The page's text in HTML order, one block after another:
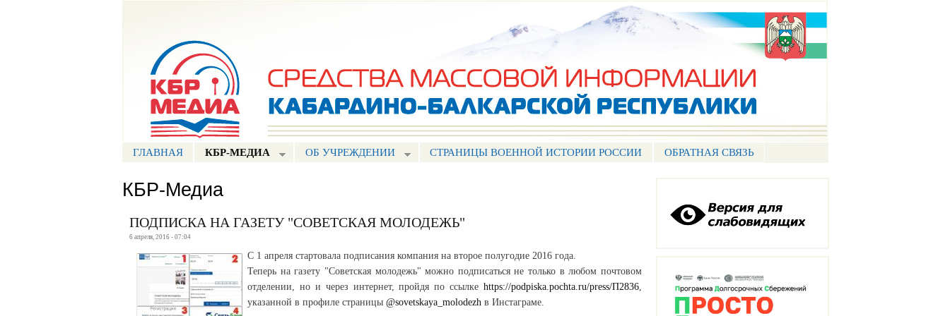
ГЛАВНАЯ КБР-МЕДИА ОБ УЧРЕЖДЕНИИ СТРАНИЦЫ ВОЕННОЙ ИСТОРИИ РОССИИ ОБРАТНАЯ СВЯЗЬ
КБР-Медиа
ПОДПИСКА НА ГАЗЕТУ "СОВЕТСКАЯ МОЛОДЕЖЬ"
6 апреля, 2016 - 07:04
​​С 1 апреля стартовала подписания компания на второе полугодие 2016 года.
Теперь на газету "Советская молодежь" можно подписаться не только в любом почтовом
отделении, но и через интернет, пройдя по ссылке https://podpiska.pochta.ru/press/П2836
указанной в профиле страницы @sovetskaya_molodezh в Инстаграме.